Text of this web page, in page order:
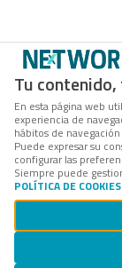
Tu
En esta página web
experiencia de
hábitos de
Puede expresar su
configurar las
Siempre puede
POLÍTICA DE COOKIES